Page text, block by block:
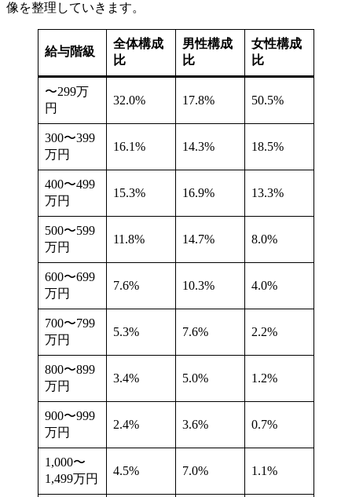
像を整理していきます。
給与階級
全体構成
比
男性構成
比
女性構成
比
〜299万
円
32.0% 17.8% 50.5%
300〜399
万円
16.1% 14.3% 18.5%
400〜499
万円
15.3% 16.9% 13.3%
500〜599
万円
11.8% 14.7% 8.0%
600〜699
万円
7.6% 10.3% 4.0%
700〜799
万円
5.3% 7.6% 2.2%
800〜899
万円
3.4% 5.0% 1.2%
900〜999
万円
2.4% 3.6% 0.7%
1,000〜
1,499万円
4.5% 7.0% 1.1%